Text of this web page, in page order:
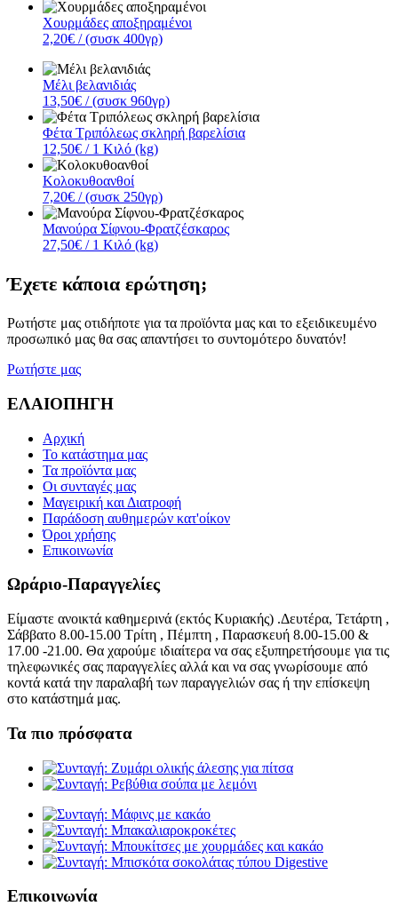
Χουρμάδες αποξηραμένοι
2,20€ / (συσκ 400γρ)
Μέλι βελανιδιάς
13,50€ / (συσκ 960γρ)
Φέτα Τριπόλεως σκληρή βαρελίσια
12,50€ / 1 Κιλό (kg)
Κολοκυθοανθοί
7,20€ / (συσκ 250γρ)
Μανούρα Σίφνου-Φρατζέσκαρος
27,50€ / 1 Κιλό (kg)
Έχετε κάποια ερώτηση;
Ρωτήστε μας οτιδήποτε για τα προϊόντα μας και το εξειδικευμένο
προσωπικό μας θα σας απαντήσει το συντομότερο δυνατόν!
Ρωτήστε μας
ΕΛΑΙΟΠΗΓΗ
Αρχική
Το κατάστημα μας
Τα προϊόντα μας
Οι συνταγές μας
Μαγειρική και Διατροφή
Παράδοση αυθημερών κατ'οίκον
Όροι χρήσης
Επικοινωνία
Ωράριο-Παραγγελίες
Είμαστε ανοικτά καθημερινά (εκτός Κυριακής) .Δευτέρα, Τετάρτη ,
Σάββατο 8.00-15.00 Τρίτη , Πέμπτη , Παρασκευή 8.00-15.00 &
17.00 -21.00. Θα χαρούμε ιδιαίτερα να σας εξυπηρετήσουμε για τις
τηλεφωνικές σας παραγγελίες αλλά και να σας γνωρίσουμε από
κοντά κατά την παραλαβή των παραγγελιών σας ή την επίσκεψη
στο κατάστημά μας.
Τα πιο πρόσφατα
Επικοινωνία